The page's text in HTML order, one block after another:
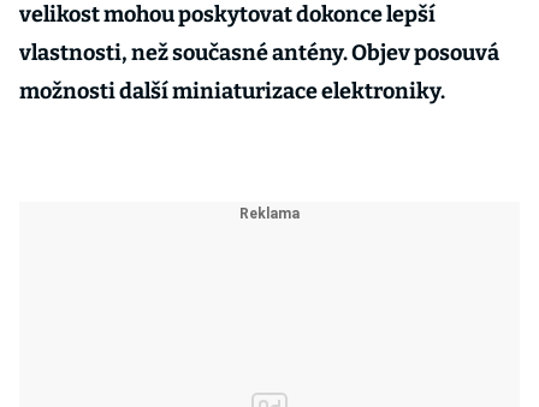
velikost mohou poskytovat dokonce lepší
vlastnosti, než současné antény. Objev posouvá
možnosti další miniaturizace elektroniky.